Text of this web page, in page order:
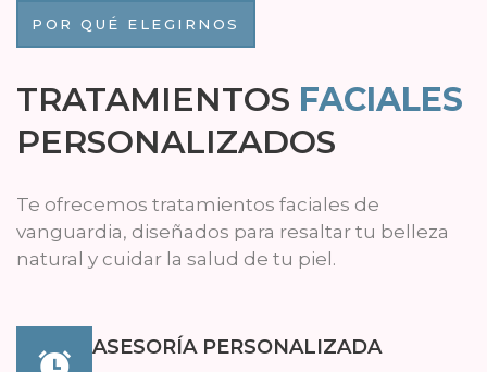
POR QUÉ ELEGIRNOS
TRATAMIENTOS FACIALES
PERSONALIZADOS
Te ofrecemos tratamientos faciales de
vanguardia, diseñados para resaltar tu belleza
natural y cuidar la salud de tu piel.
ASESORÍA PERSONALIZADA